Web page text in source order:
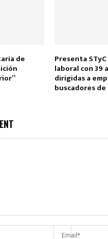
de Presenta
laboral con 39
dirigidas a
buscadores